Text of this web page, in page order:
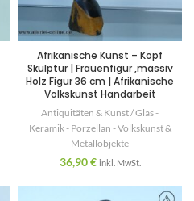
Afrikanische Kunst – Kopf
Skulptur | Frauenfigur ,massiv
Holz Figur 36 cm | Afrikanische
Volkskunst Handarbeit
Antiquitäten & Kunst / Glas -
Keramik - Porzellan - Volkskunst &
Metallobjekte
36,90€ inkl. MwSt.